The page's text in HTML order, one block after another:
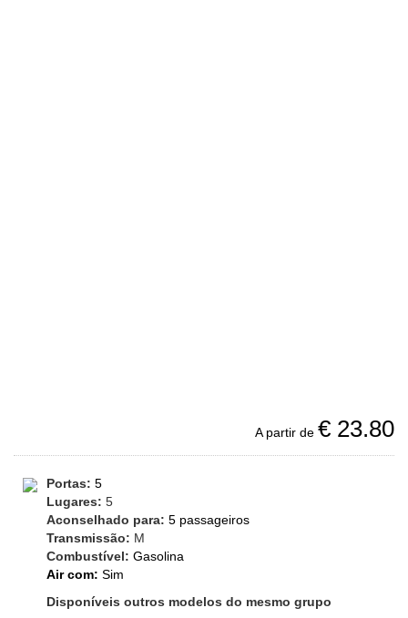
A partir de € 23.80
Portas: 5
Lugares: 5
Aconselhado para: 5 passageiros
Transmissão: M
Combustível: Gasolina
Air com: Sim
Disponíveis outros modelos do mesmo grupo